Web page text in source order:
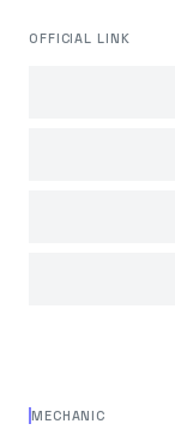
OFFICIAL LINK
MECHANIC